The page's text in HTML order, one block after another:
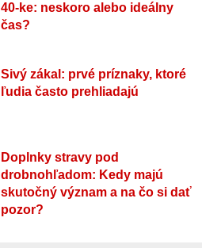
40-ke: neskoro alebo ideálny
čas?
Sivý zákal: prvé príznaky, ktoré
ľudia často prehliadajú
Doplnky stravy pod
drobnohľadom: Kedy majú
skutočný význam a na čo si dať
pozor?